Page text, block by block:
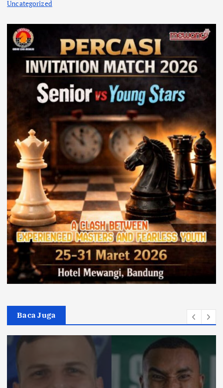
Uncategorized
Baca Juga